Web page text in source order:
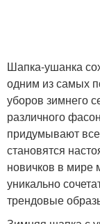
Шапка-ушанка
одним из самых
уборов зимнего
различного
придумывают
становятся
новичков в мире
уникально
трендовые